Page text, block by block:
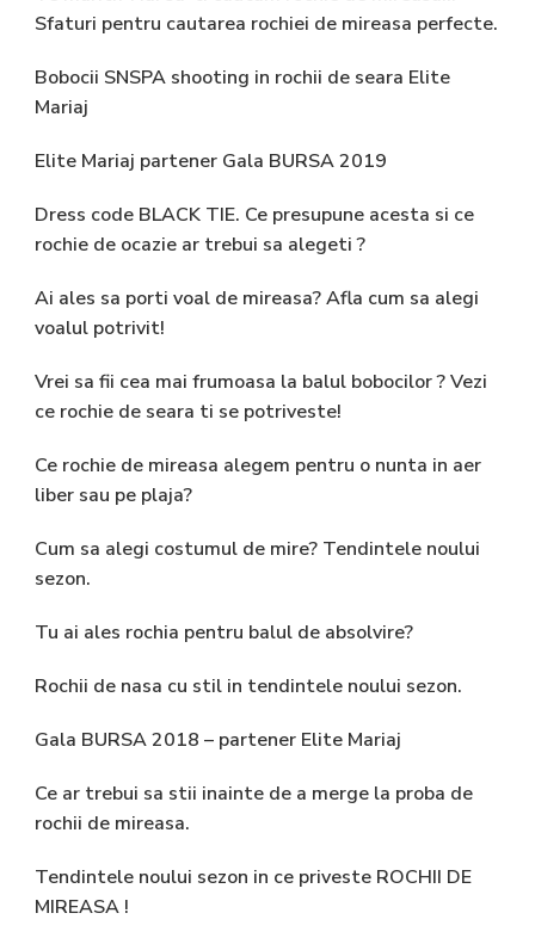
Sfaturi pentru cautarea rochiei de mireasa perfecte.
Bobocii SNSPA shooting in rochii de seara Elite
Mariaj
Elite Mariaj partener Gala BURSA 2019
Dress code BLACK TIE. Ce presupune acesta si ce
rochie de ocazie ar trebui sa alegeti ?
Ai ales sa porti voal de mireasa? Afla cum sa alegi
voalul potrivit!
Vrei sa fii cea mai frumoasa la balul bobocilor ? Vezi
ce rochie de seara ti se potriveste!
Ce rochie de mireasa alegem pentru o nunta in aer
liber sau pe plaja?
Cum sa alegi costumul de mire? Tendintele noului
sezon.
Tu ai ales rochia pentru balul de absolvire?
Rochii de nasa cu stil in tendintele noului sezon.
Gala BURSA 2018 – partener Elite Mariaj
Ce ar trebui sa stii inainte de a merge la proba de
rochii de mireasa.
Tendintele noului sezon in ce priveste ROCHII DE
MIREASA !